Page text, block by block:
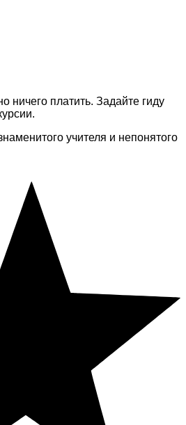
ничего платить. Задайте гиду
учителя и непонятого